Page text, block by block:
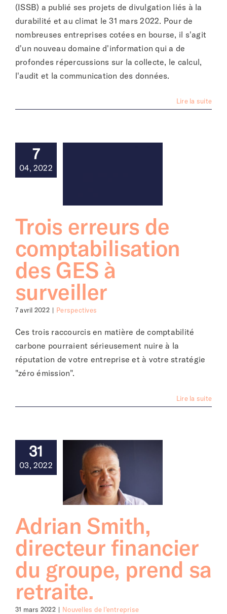
(ISSB) a publié ses projets de divulgation liés à la
durabilité et au climat le 31 mars 2022. Pour de
nombreuses entreprises cotées en bourse, il s'agit
d'un nouveau domaine d'information qui a de
profondes répercussions sur la collecte, le calcul,
l'audit et la communication des données.
Lire la suite
7
04, 2022
Trois erreurs de
comptabilisation
des GES à
surveiller
7 avril 2022 | Perspectives
Ces trois raccourcis en matière de comptabilité
carbone pourraient sérieusement nuire à la
réputation de votre entreprise et à votre stratégie
"zéro émission".
Lire la suite
31
03, 2022
Adrian Smith,
directeur financier
du groupe, prend sa
retraite.
31 mars 2022 | Nouvelles de l'entreprise